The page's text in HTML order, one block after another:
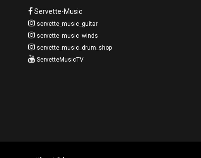
Servette-Music
servette_music_guitar
servette_music_winds
servette_music_drum_shop
ServetteMusicTV